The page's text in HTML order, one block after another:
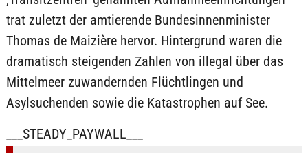
trat zuletzt der amtierende Bundesinnenminister
Thomas de Maizière hervor. Hintergrund waren die
dramatisch steigenden Zahlen von illegal über das
Mittelmeer zuwandernden Flüchtlingen und
Asylsuchenden sowie die Katastrophen auf See.
___STEADY_PAYWALL___